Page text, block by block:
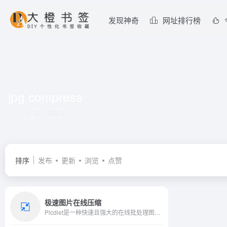
发现神奇 网址排行榜
排序 发布 更新 浏览 点赞
极速图片在线压缩